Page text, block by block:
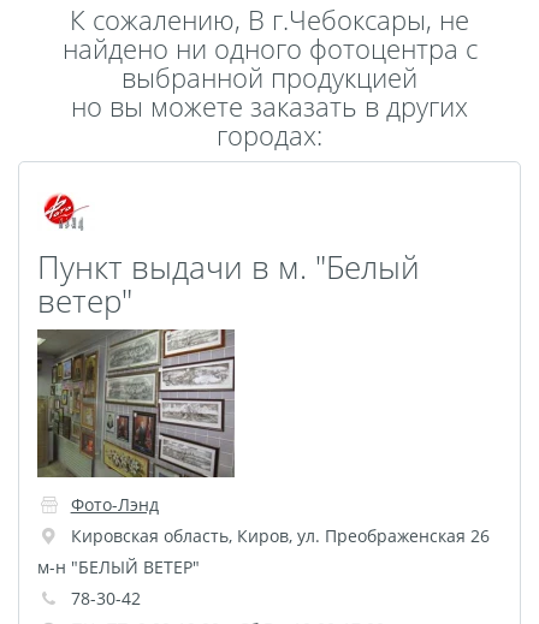
Фотоколлаж
Фотобокс
Пластификация
самоклеящемся виниле
акриле
Печать на баннере
Фотообои
Трафареты
Печать на прозрачной
пленке
Рекламные конструкции
Напольная графика
Широкоформатное
ламинирование
Изготовление баннеров
К сожалению, В г.Чебоксары, не
найдено ни одного фотоцентра с
выбранной продукцией
но вы можете заказать в других
городах:
Пункт выдачи в м. "Белый
ветер"
Фото-Лэнд
Кировская область, Киров, ул. Преображенская 26
м-н "БЕЛЫЙ ВЕТЕР"
78-30-42